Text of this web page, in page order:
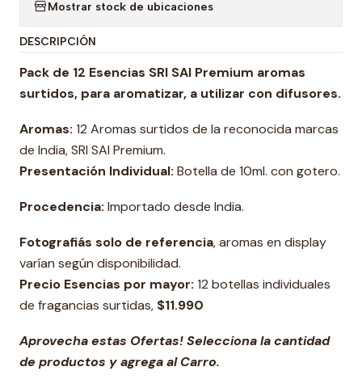
Mostrar stock de ubicaciones
DESCRIPCIÓN
Pack de 12 Esencias SRI SAI Premium aromas
surtidos, para aromatizar, a utilizar con difusores.
Aromas: 12 Aromas surtidos de la reconocida marcas
de India, SRI SAI Premium.
Presentación Individual: Botella de 10ml. con gotero.
Procedencia: Importado desde India.
Fotografiás solo de referencia, aromas en display
varían según disponibilidad.
Precio Esencias por mayor: 12 botellas individuales
de fragancias surtidas, $11.990
Aprovecha estas Ofertas! Selecciona la cantidad
de productos y agrega al Carro.